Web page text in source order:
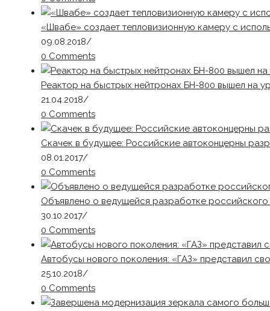
«Швабе» создает тепловизионную камеру с
09.08.2018/
0 Comments
Реактор на быстрых нейтронах БН-800 вышел на
21.04.2018/
0 Comments
Скачек в будущее: Российские автоконцерны
08.01.2017/
0 Comments
Объявлено о ведущейся разработке
30.10.2017/
0 Comments
Автобусы нового поколения: «ГАЗ» представил
25.10.2018/
0 Comments